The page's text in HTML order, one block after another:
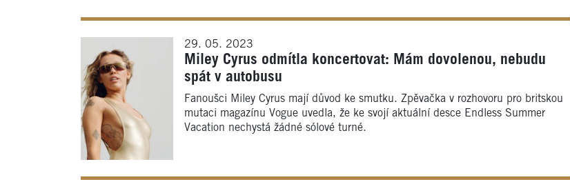
29. 05. 2023
Miley Cyrus odmítla koncertovat: Mám dovolenou, nebudu
spát v autobusu
Fanoušci Miley Cyrus mají důvod ke smutku. Zpěvačka v rozhovoru pro britskou
mutaci magazínu Vogue uvedla, že ke svojí aktuální desce Endless Summer
Vacation nechystá žádné sólové turné.